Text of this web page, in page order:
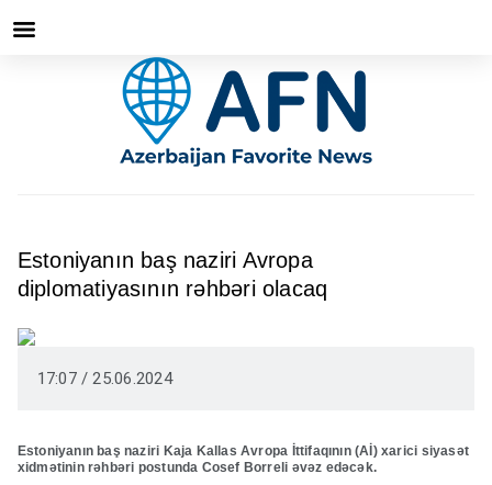
Estoniyanın baş naziri Avropa
diplomatiyasının rəhbəri olacaq
17:07 / 25.06.2024
Estoniyanın baş naziri Kaja Kallas Avropa İttifaqının (Aİ) xarici siyasət
xidmətinin rəhbəri postunda Cosef Borreli əvəz edəcək.